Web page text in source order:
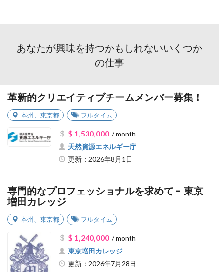
あなたが興味を持つかもしれないいくつか
の仕事
革新的クリエイティブチームメンバー募集！
本州 東京都 フルタイム
$ 1,530,000/ month
天然資源エネルギー庁
更新：2026年8月1日
専門的なプロフェッショナルを求めて - 東京
増田カレッジ
本州 東京都 フルタイム
$ 1,240,000/ month
東京増田カレッジ
更新：2026年7月28日